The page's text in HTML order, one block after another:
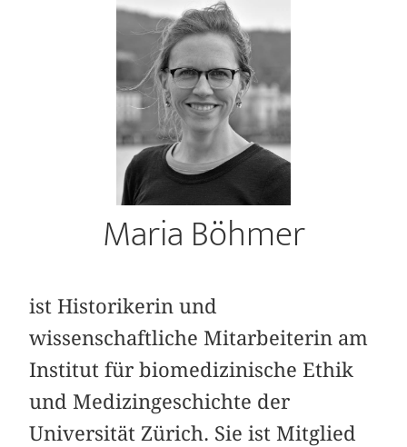
Maria Böhmer
ist Historikerin und
wissenschaftliche Mitarbeiterin am
Institut für biomedizinische Ethik
und Medizingeschichte der
Universität Zürich. Sie ist Mitglied